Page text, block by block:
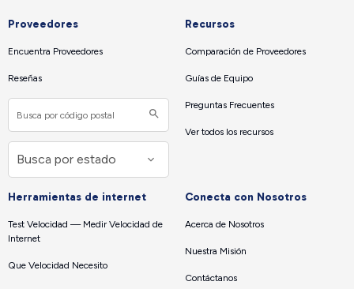
Proveedores
Encuentra Proveedores
Reseñas
Recursos
Comparación de Proveedores
Guías de Equipo
Preguntas Frecuentes
Ver todos los recursos
Herramientas de internet
Test Velocidad — Medir Velocidad de
Internet
Que Velocidad Necesito
Conecta con Nosotros
Acerca de Nosotros
Nuestra Misión
Contáctanos